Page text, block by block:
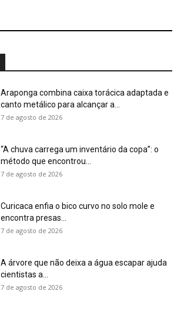
Araponga combina caixa torácica adaptada e
canto metálico para alcançar a...
7 de agosto de 2026
“A chuva carrega um inventário da copa”: o
método que encontrou...
7 de agosto de 2026
Curicaca enfia o bico curvo no solo mole e
encontra presas...
7 de agosto de 2026
A árvore que não deixa a água escapar ajuda
cientistas a...
7 de agosto de 2026